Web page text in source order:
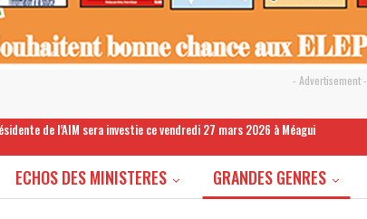
- Advertisement -
de l’AIM sera investie ce vendredi 27 mars 2026 à Méagui
ECHOS DES MINISTERES GRANDES GENRES